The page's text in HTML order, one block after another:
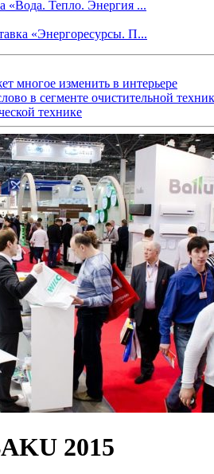
«Вода. Тепло. Энергия ...
«Энергоресурсы. П...
многое изменить в интерьере
в сегменте очистительной
технике
2015